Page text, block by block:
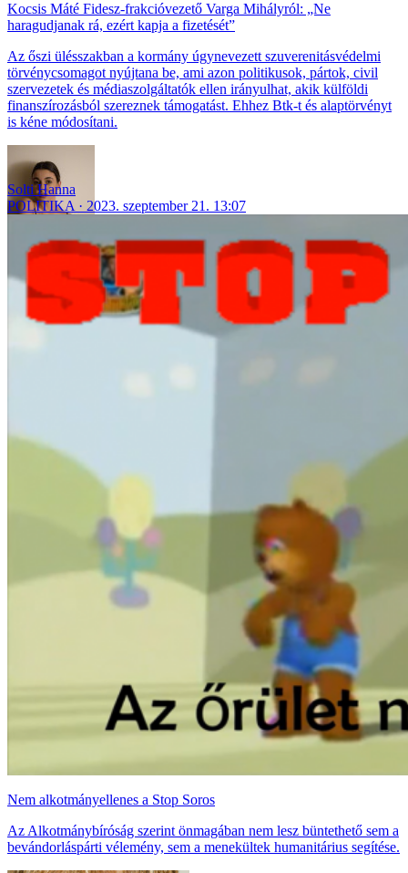
Kocsis Máté Fidesz-frakcióvezető Varga Mihályról: „Ne
haragudjanak rá, ezért kapja a fizetését”
Az őszi ülésszakban a kormány úgynevezett szuverenitásvédelmi
törvénycsomagot nyújtana be, ami azon politikusok, pártok, civil
szervezetek és médiaszolgáltatók ellen irányulhat, akik külföldi
finanszírozásból szereznek támogatást. Ehhez Btk-t és alaptörvényt
is kéne módosítani.
Solti Hanna
POLITIKA
2023. szeptember 21. 13:07
Nem alkotmányellenes a Stop Soros
Az Alkotmánybíróság szerint önmagában nem lesz büntethető sem a
bevándorláspárti vélemény, sem a menekültek humanitárius segítése.